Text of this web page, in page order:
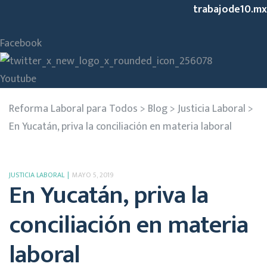
trabajode10.mx
Facebook
Youtube
Reforma Laboral para Todos > Blog>Justicia Laboral >
En Yucatán, priva la conciliación en materia laboral
JUSTICIA LABORAL MAYO 5, 2019
En Yucatán, priva la
conciliación en materia
laboral